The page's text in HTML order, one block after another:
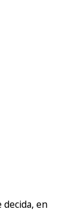
en